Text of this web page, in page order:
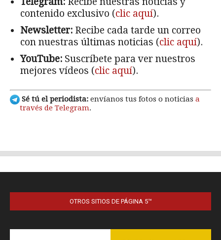
OTROS SITIOS DE PÁGINA 5™